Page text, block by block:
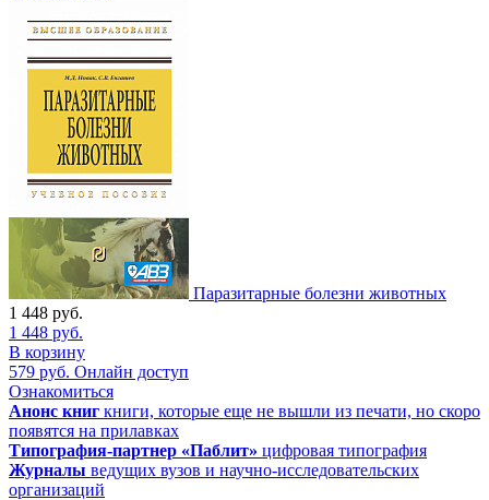
Паразитарные болезни животных
1 448 руб.
1 448 руб.
В корзину
579 руб. Онлайн доступ
Ознакомиться
Анонс книг книги, которые еще не вышли из печати, но скоро
появятся на прилавках
Типография-партнер «Паблит» цифровая типография
Журналы ведущих вузов и научно-исследовательских
организаций